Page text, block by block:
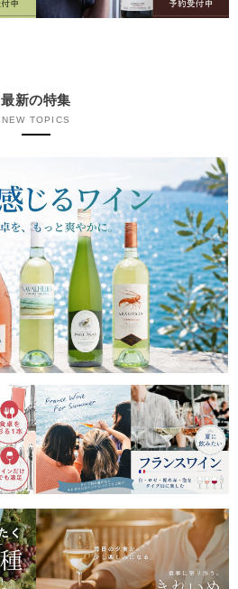
最新の特集
NEW TOPICS